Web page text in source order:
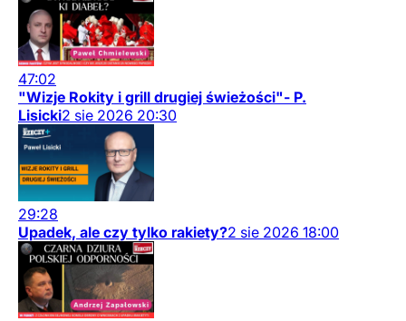
47:02
"Wizje Rokity i grill drugiej świeżości"- P.
Lisicki2 sie 2026 20:30
29:28
Upadek, ale czy tylko rakiety?2 sie 2026 18:00